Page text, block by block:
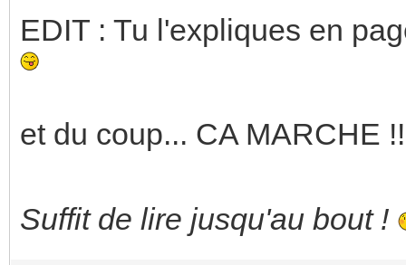
EDIT : Tu l'expliques en
et du coup... CA MARCHE
Suffit de lire jusqu'au bout !